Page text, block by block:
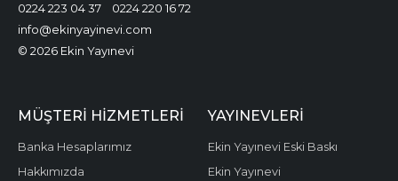
0224 223 04 37
0224 220 16 72
info@ekinyayinevi.com
© 2026 Ekin Yayınevi
MÜŞTERI HIZMETLERI
Banka Hesaplarımız
Hakkımızda
YAYINEVLERI
Ekin Yayınevi Eski Baskı
Ekin Yayınevi